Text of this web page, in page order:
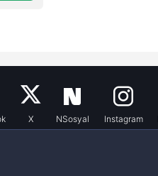
X NSosyal Instagram